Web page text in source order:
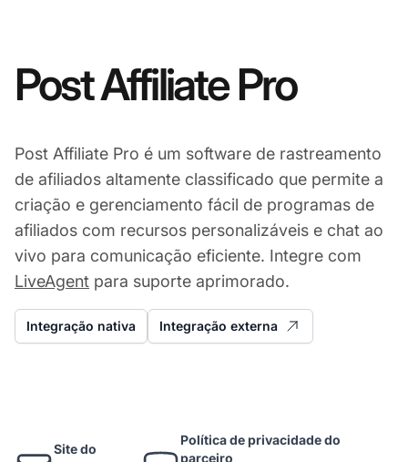
Post Affiliate Pro
Post Affiliate Pro é um software de rastreamento
de afiliados altamente classificado que permite a
criação e gerenciamento fácil de programas de
afiliados com recursos personalizáveis e chat ao
vivo para comunicação eficiente. Integre com
LiveAgent para suporte aprimorado.
Integração nativa Integração externa
Site do
Política de privacidade do
parceiro